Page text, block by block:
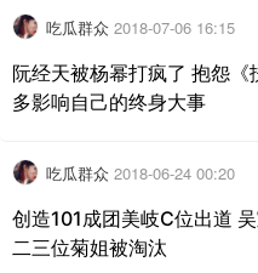
吃瓜群众 2018-07-06 16:15
阮经天被杨幂打疯了 抱怨《
多影响自己的终身大事
吃瓜群众 2018-06-24 00:20
创造101成团美岐C位出道
二三位菊姐被淘汰